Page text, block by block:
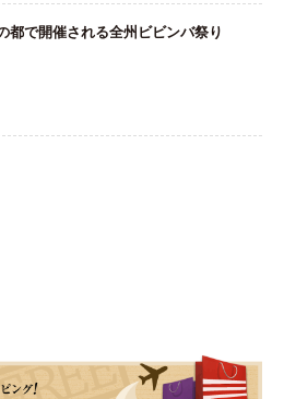
都で開催される全州ビビンバ祭り